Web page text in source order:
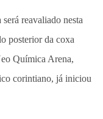
reavaliado nesta
posterior da coxa
Química Arena,
corintiano, já iniciou